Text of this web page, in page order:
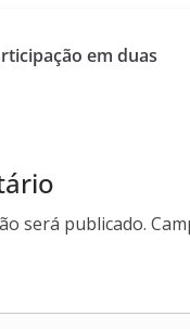
em duas
será publicado.